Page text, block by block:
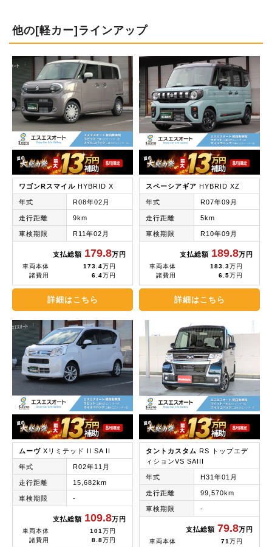
他の[軽カー]ラインアップ
ワゴンRスマイル HYBRID X
年式 R08年02月
走行距離 9km
車検期限 R11年02月
支払総額 179.8万円
車両本体 173.4万円
諸費用
6.4万円
詳細はこちら
スペーシアギア HYBRID XZ
年式 R07年09月
走行距離 5km
車検期限 R10年09月
支払総額 189.8万円
車両本体 183.3万円
諸費用
6.5万円
詳細はこちら
ムーヴ Xリミテッド II SA II
年式 R02年11月
走行距離 15,682km
車検期限 -
支払総額 109.8万円
車両本体 101 万円
諸費用
8.8万円
タントカスタム RS トップエデ
ィションVS SAIII
年式 H31年01月
走行距離 99,570km
車検期限 -
支払総額 79.8万円
車両本体 71 万円